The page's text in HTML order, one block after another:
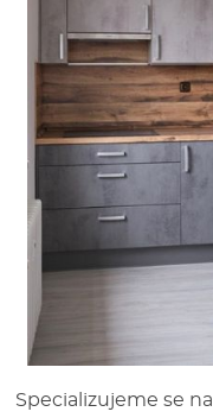
Specializujeme se na